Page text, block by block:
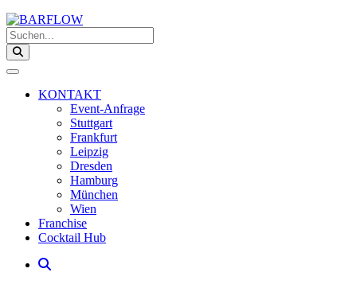
Suchen...
KONTAKT
Event-Anfrage
Stuttgart
Frankfurt
Leipzig
Dresden
Hamburg
München
Wien
Franchise
Cocktail Hub